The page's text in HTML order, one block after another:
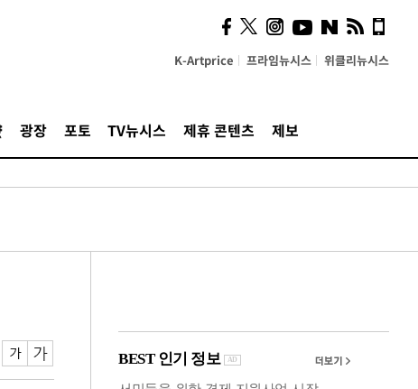
K-Artprice 프라임뉴시스 위클리뉴시스
광장 포토 TV뉴시스 제휴 콘텐츠 제보
시, 스마트폰 액세서리에
NFC 더했다